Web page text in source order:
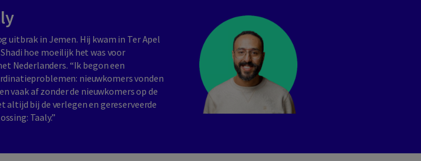
uitbrak in Jemen. Hij kwam in Ter Apel
hoe moeilijk het was voor
Nederlanders. “Ik begon een
nieuwkomers vonden
vaak af zonder de nieuwkomers op de
bij de verlegen en gereserveerde
Taaly.”